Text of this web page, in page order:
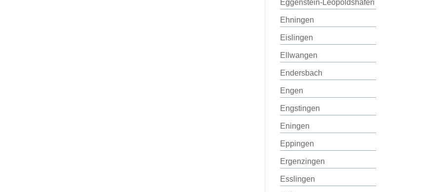
Eggenstein-Leopoldshafen
Ehningen
Eislingen
Ellwangen
Endersbach
Engen
Engstingen
Eningen
Eppingen
Ergenzingen
Esslingen